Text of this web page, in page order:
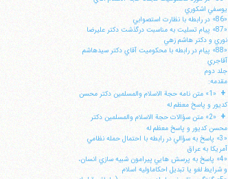
يوسفي اشكوري
«86» در رابطه با نظارت استصوابي
«87» پيام تسليت به مناسبت درگذشت دكتر عليرضا
نوري و دكتر هاشم زهي
«88» پيام در رابطه با محكوميت آقاي دكتر سيدهاشم
آقاجري
جلد دوم
مقدمه:
+
«1» متن نامه حجة الاسلام والمسلمين دكتر محسن
كديور و پاسخ معظم له
+
«2» متن سؤالات حجة الاسلام والمسلمين دكتر
محسن كديور و پاسخ معظم له
«3» پاسخ به سؤالي در رابطه با احتمال حمله نظامي
آمريكا به عراق
«4» پاسخ به پرسش هايي پيرامون شبيه سازي انسان،
و شرايط لغو يا تبديل احكاماوليه اسلام